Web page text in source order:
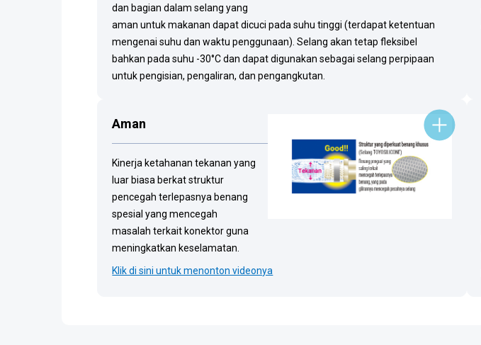
dan bagian dalam selang yang
aman untuk makanan dapat dicuci pada suhu tinggi (terdapat ketentuan
mengenai suhu dan waktu penggunaan). Selang akan tetap fleksibel
bahkan pada suhu -30°C dan dapat digunakan sebagai selang perpipaan
untuk pengisian, pengaliran, dan pengangkutan.
Aman
Kinerja ketahanan tekanan yang
luar biasa berkat struktur
pencegah terlepasnya benang
spesial yang mencegah
masalah terkait konektor guna
meningkatkan keselamatan.
Klik di sini untuk menonton videonya